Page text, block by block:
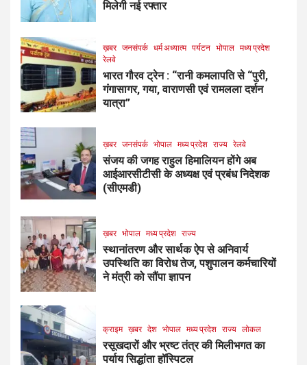
मिलेगी नई रफ्तार
ख़बर जनसंपर्क धर्म अध्यात्म पर्यटन भोपाल मध्य प्रदेश
रेलवे
भारत गौरव ट्रेन : “रानी कमलापति से “पुरी,
गंगासागर, गया, वाराणसी एवं रामलला दर्शन
यात्रा”
ख़बर जनसंपर्क भोपाल मध्य प्रदेश राज्य रेलवे
संजय की जगह राहुल हिमालियन होंगे अब
आईआरसीटीसी के अध्यक्ष एवं प्रबंध निदेशक
(सीएमडी)
ख़बर भोपाल मध्य प्रदेश राज्य
स्थानांतरण और सार्थक ऐप से अनिवार्य
उपस्थिति का विरोध तेज, पशुपालन कर्मचारियों
ने मंत्री को सौंपा ज्ञापन
क्राइम ख़बर देश भोपाल मध्य प्रदेश राज्य लोकल
रसूखदारों और भ्रष्ट तंत्र की मिलीभगत का
पर्याय सिद्धांता हॉस्पिटल